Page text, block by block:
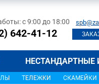
с 9:00 до 18:00
642-41-12
НЕСТАНДАРТНЫЕ
ТЕЛЕЖКИ СКАМЕЙКИ